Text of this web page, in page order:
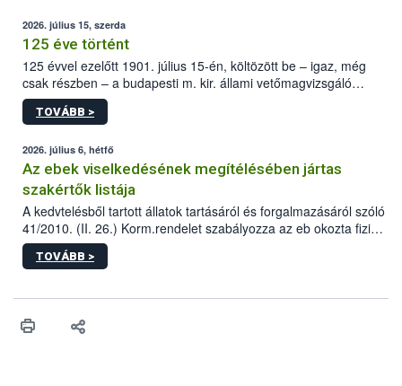
2026. július 15, szerda
125 éve történt
125 évvel ezelőtt 1901. július 15-én, költözött be – igaz, még
csak részben – a budapesti m. kir. állami vetőmagvizsgáló
állomás a Kis Rókus utca 15. szám alatti, Czigler Győző által
tervezett új épületébe.
TOVÁBB >
2026. július 6, hétfő
Az ebek viselkedésének megítélésében jártas
szakértők listája
A kedvtelésből tartott állatok tartásáról és forgalmazásáról szóló
41/2010. (II. 26.) Korm.rendelet szabályozza az eb okozta fizikai
sérülés, illetve ennek veszélye keletkezésekor felmerülő
hatósági feladatokat, valamint a veszélyes eb tartását és annak
vonni az ebek viselkedésének megítélésében jártas szakértőt.
TOVÁBB >